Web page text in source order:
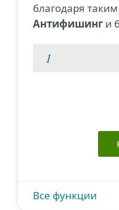
благодаря
Антифишинг и
Все функции